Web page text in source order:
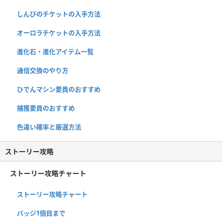
しんぴのチケットの入手方法
オーロラチケットの入手方法
進化石・進化アイテム一覧
通信交換のやり方
ひでんマシン要員のおすすめ
捕獲要員のおすすめ
色違い確率と厳選方法
ストーリー攻略
ストーリー攻略チャート
ストーリー攻略チャート
バッジ1個目まで